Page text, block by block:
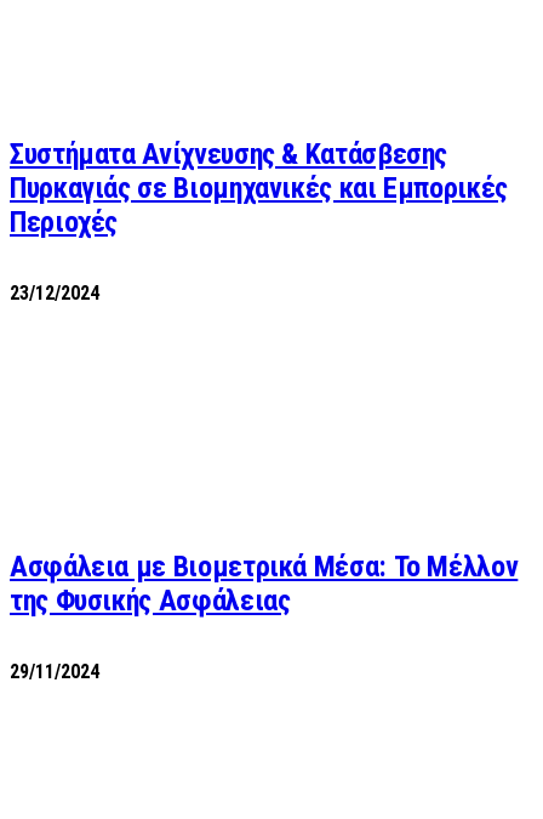
Συστήματα Ανίχνευσης & Κατάσβεσης
Πυρκαγιάς σε Βιομηχανικές και Εμπορικές
Περιοχές
23/12/2024
Ασφάλεια με Βιομετρικά Μέσα: Το Μέλλον
της Φυσικής Ασφάλειας
29/11/2024